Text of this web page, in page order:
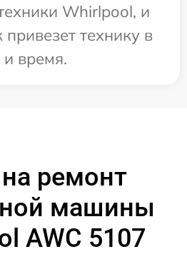
Whirlpool, и
технику в
время.
ремонт
машины
AWC 5107